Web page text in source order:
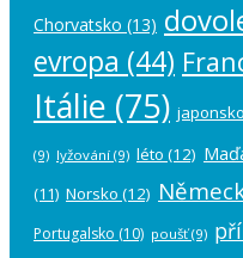
Chorvatsko (13)
evropa (44)
Itálie (75) japonsko
(9) lyžování (9) léto (12)
(11) Norsko (12)
Portugalsko (10) poušť(9)